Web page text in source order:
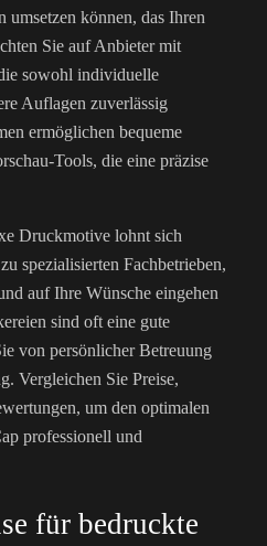
umsetzen können, das Ihren
Sie auf Anbieter mit
sowohl individuelle
Auflagen zuverlässig
ermöglichen bequeme
Tools, die eine präzise
Druckmotive lohnt sich
spezialisierten Fachbetrieben,
auf Ihre Wünsche eingehen
sind oft eine gute
von persönlicher Betreuung
Vergleichen Sie Preise,
um den optimalen
professionell und
für bedruckte